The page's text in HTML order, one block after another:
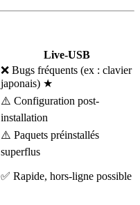
Live-USB
❌ Bugs fréquents (ex : clavier
japonais) ★
⚠️ Configuration post-
installation
⚠️ Paquets préinstallés
superflus
✅ Rapide, hors-ligne possible